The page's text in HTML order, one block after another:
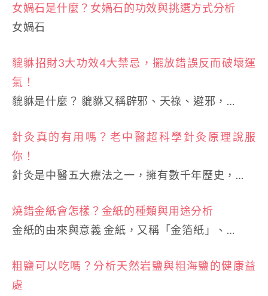
女媧石是什麼？女媧石的功效與挑選方式分析
女媧石
貔貅招財3大功效4大禁忌，擺放錯誤反而破壞運
氣！
貔貅是什麼？ 貔貅又稱辟邪、天祿、避邪，…
針灸真的有用嗎？老中醫超科學針灸原理說服
你！
針灸是中醫五大療法之一，擁有數千年歷史，…
燒錯金紙會怎樣？金紙的種類與用途分析
金紙的由來與意義 金紙，又稱「金箔紙」、…
粗鹽可以吃嗎？分析天然岩鹽與粗海鹽的健康益
處